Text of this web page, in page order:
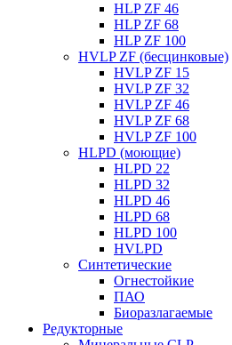
HLP ZF 46
HLP ZF 68
HLP ZF 100
HVLP ZF (бесцинковые)
HVLP ZF 15
HVLP ZF 32
HVLP ZF 46
HVLP ZF 68
HVLP ZF 100
HLPD (моющие)
HLPD 22
HLPD 32
HLPD 46
HLPD 68
HLPD 100
HVLPD
Синтетические
Огнестойкие
ПАО
Биоразлагаемые
Редукторные